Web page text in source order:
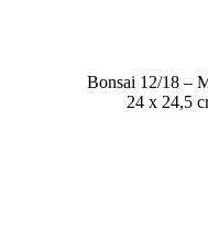
Bonsai 12/18 –
24 x 24,5